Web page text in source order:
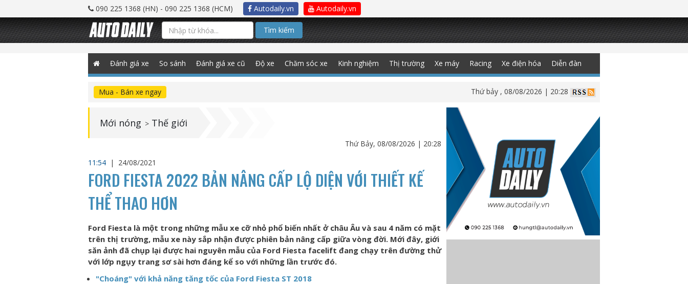
090 225 1368 (HN) - 090 225 1368 (HCM) Autodaily.vn Autodaily.vn
Tìm kiếm
Đánh giá xe So sánh Đánh giá xe cũ Độ xe Chăm sóc xe Kinh nghiệm Thị trường Xe máy Racing Xe điện hóa Diễn đàn
Mua - Bán xe ngay Thứ bảy , 08/08/2026 | 20:28
Mới nóng > Thế giới
Thứ Bảy, 08/08/2026 | 20:28
11:54 | 24/08/2021
FORD FIESTA 2022 BẢN NÂNG CẤP LỘ DIỆN VỚI THIẾT KẾ
THỂ THAO HƠN
Ford Fiesta là một trong những mẫu xe cỡ nhỏ phổ biến nhất ở châu Âu và sau 4 năm có mặt
trên thị trường, mẫu xe này sắp nhận được phiên bản nâng cấp giữa vòng đời. Mới đây, giới
săn ảnh đã chụp lại được hai nguyên mẫu của Ford Fiesta facelift đang chạy trên đường thử
với lớp ngụy trang sơ sài hơn đáng kể so với những lần trước đó.
"Choáng" với khả năng tăng tốc của Ford Fiesta ST 2018